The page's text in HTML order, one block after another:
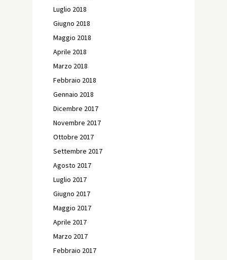
Luglio 2018
Giugno 2018
Maggio 2018
Aprile 2018
Marzo 2018
Febbraio 2018
Gennaio 2018
Dicembre 2017
Novembre 2017
Ottobre 2017
Settembre 2017
Agosto 2017
Luglio 2017
Giugno 2017
Maggio 2017
Aprile 2017
Marzo 2017
Febbraio 2017